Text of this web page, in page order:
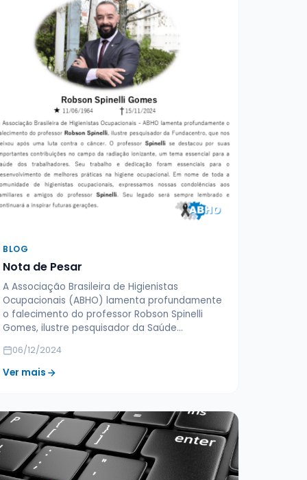
BLOG
Nota de Pesar
A Associação Brasileira de Higienistas
Ocupacionais (ABHO) lamenta profundamente
o falecimento do professor Robson Spinelli
Gomes, ilustre pesquisador da Saúde…
06/12/2024
Ver mais